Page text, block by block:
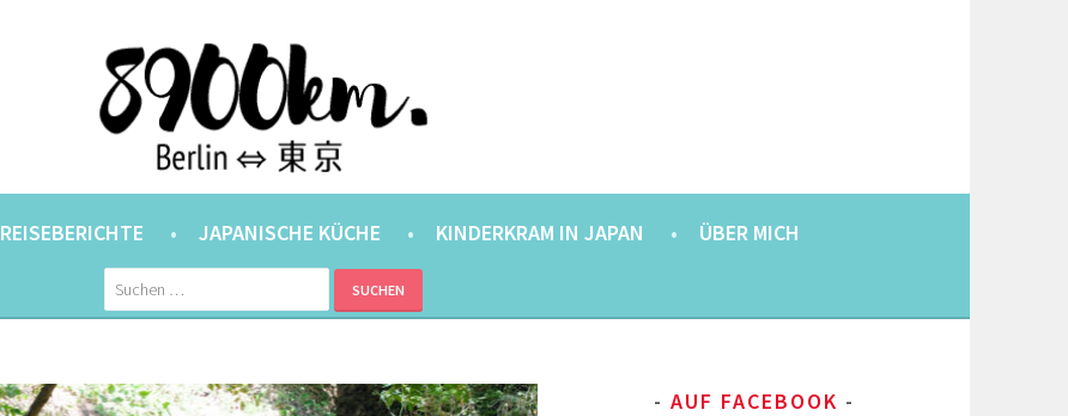
REISEBERICHTE JAPANISCHE KÜCHE KINDERKRAM IN JAPAN
ÜBER MICH
Suchen
nach:
AUF FACEBOOK